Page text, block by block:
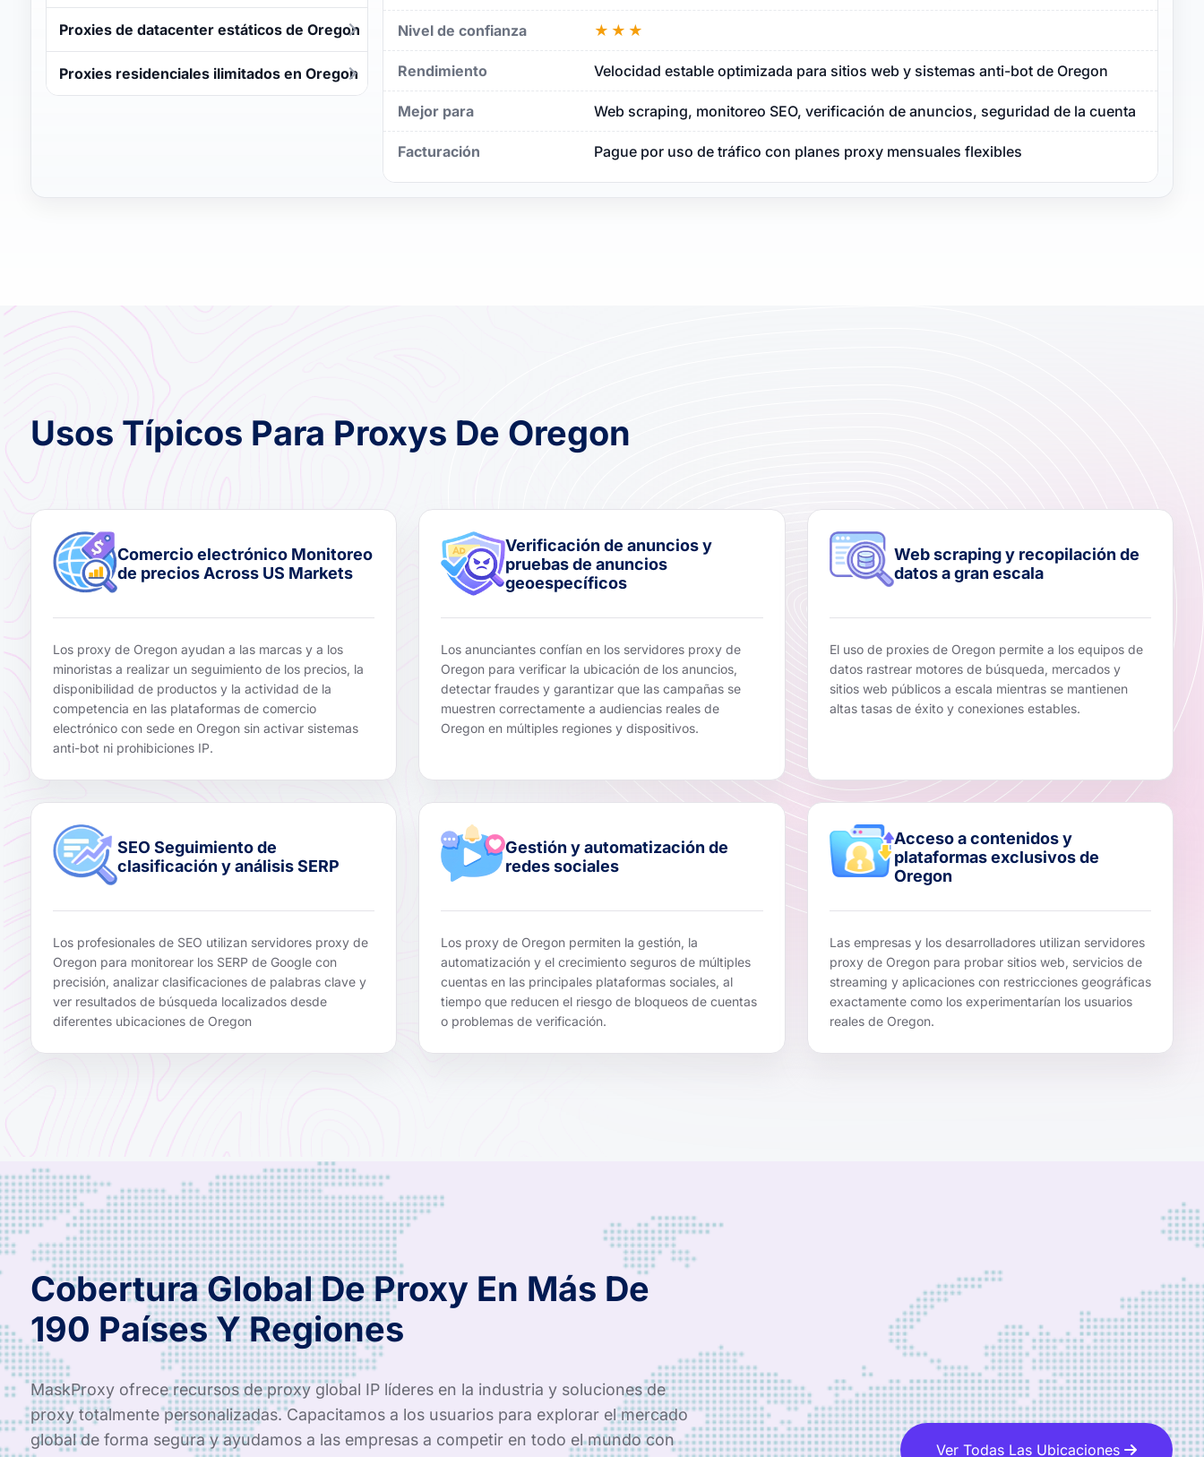
Proxies de datacenter estáticos de Oregon
Proxies residenciales ilimitados en Oregon
Nivel de confianza ★★★
Rendimiento Velocidad estable optimizada para sitios web y sistemas anti-bot de Oregon
Mejor para Web scraping, monitoreo SEO, verificación de anuncios, seguridad de la cuenta
Facturación Pague por uso de tráfico con planes proxy mensuales flexibles
Usos Típicos Para Proxys De Oregon
Comercio electrónico Monitoreo
de precios Across US Markets
Los proxy de Oregon ayudan a las marcas y a los
minoristas a realizar un seguimiento de los precios, la
disponibilidad de productos y la actividad de la
competencia en las plataformas de comercio
electrónico con sede en Oregon sin activar sistemas
anti-bot ni prohibiciones IP.
Verificación de anuncios y
pruebas de anuncios
geoespecíficos
Los anunciantes confían en los servidores proxy de
Oregon para verificar la ubicación de los anuncios,
detectar fraudes y garantizar que las campañas se
muestren correctamente a audiencias reales de
Oregon en múltiples regiones y dispositivos.
Web scraping y recopilación de
datos a gran escala
El uso de proxies de Oregon permite a los equipos de
datos rastrear motores de búsqueda, mercados y
sitios web públicos a escala mientras se mantienen
altas tasas de éxito y conexiones estables.
SEO Seguimiento de
clasificación y análisis SERP
Los profesionales de SEO utilizan servidores proxy de
Oregon para monitorear los SERP de Google con
precisión, analizar clasificaciones de palabras clave y
ver resultados de búsqueda localizados desde
diferentes ubicaciones de Oregon
Gestión y automatización de
redes sociales
Los proxy de Oregon permiten la gestión, la
automatización y el crecimiento seguros de múltiples
cuentas en las principales plataformas sociales, al
tiempo que reducen el riesgo de bloqueos de cuentas
o problemas de verificación.
Acceso a contenidos y
plataformas exclusivos de
Oregon
Las empresas y los desarrolladores utilizan servidores
proxy de Oregon para probar sitios web, servicios de
streaming y aplicaciones con restricciones geográficas
exactamente como los experimentarían los usuarios
reales de Oregon.
Cobertura Global De Proxy En Más De
190 Países Y Regiones
MaskProxy ofrece recursos de proxy global IP líderes en la industria y soluciones de
proxy totalmente personalizadas. Capacitamos a los usuarios para explorar el mercado
global de forma segura y ayudamos a las empresas a competir en todo el mundo con
Ver Todas Las Ubicaciones